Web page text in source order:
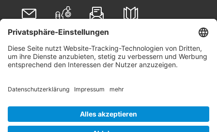
Folgen Sie uns auf
Linkedin